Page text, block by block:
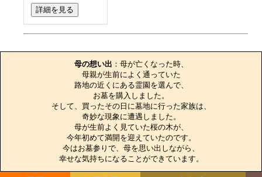
詳細を見る
母の想い出 ：母が亡くなった時、
母親が生前によく通っていた
路地の近くにある霊園を選んで、
お墓を購入しました。
そして、買ったその日に墓地に行った家族は、
奇妙な現象に遭遇しました。
母が生前よく見ていた桜の木が、
今年初めて満開を迎えていたのです。
今はお墓参りで、母を思い出しながら、
幸せな気持ちになることができています。